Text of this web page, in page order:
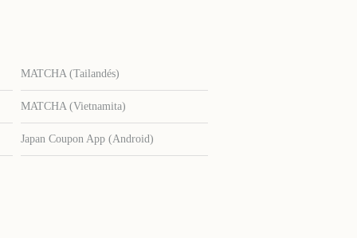
MATCHA (Tailandés)
MATCHA (Vietnamita)
Japan Coupon App (Android)